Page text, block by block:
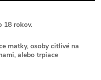
18 rokov.
matky, osoby citlivé na
alebo trpiace